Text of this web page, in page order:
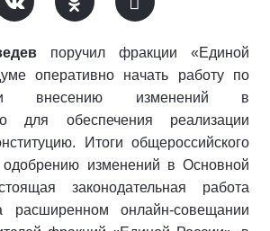
поручил фракции «Единой
оперативно начать работу по
и внесению изменений в
для обеспечения реализации
Итоги общероссийского
одобрению изменений в Основной
законодательная работа
расширенном онлайн-совещании